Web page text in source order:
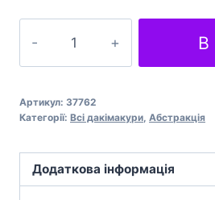
Nature
Big
кількість
В
Артикул: 37762
Категорії: Всі дакімакури, Абстракція
Додаткова інформація